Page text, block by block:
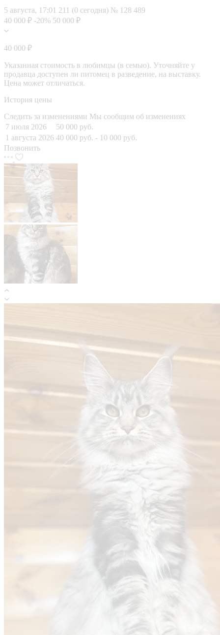
5 августа, 17:01 211 (0 сегодня) № 128 489
40 000 ₽ -20% 50 000 ₽
40 000 ₽
Указанная стоимость в любимцы (в семью). Уточняйте у
продавца доступен ли питомец в разведение, на выставку.
Цена может отличаться.
История цены
Следить за изменениями Мы сообщим об изменениях
7 июля 2026
50 000 руб.
1 августа 2026 40 000 руб. - 10 000 руб.
Позвонить